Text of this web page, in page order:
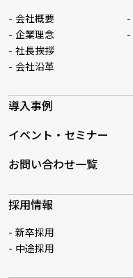
会社概要
企業理念
社長挨拶
会社沿革
導入事例
イベント・セミナー
お問い合わせ一覧
採用情報
新卒採用
中途採用